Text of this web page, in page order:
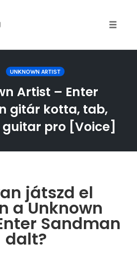
UNKNOWN ARTIST
Artist – Enter
gitár kotta, tab,
pro [Voice]
játszd el
a Unknown
Sandman
dalt?